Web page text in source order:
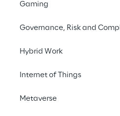
Gaming
Governance, Risk and
Hybrid Work
Internet of Things
Metaverse